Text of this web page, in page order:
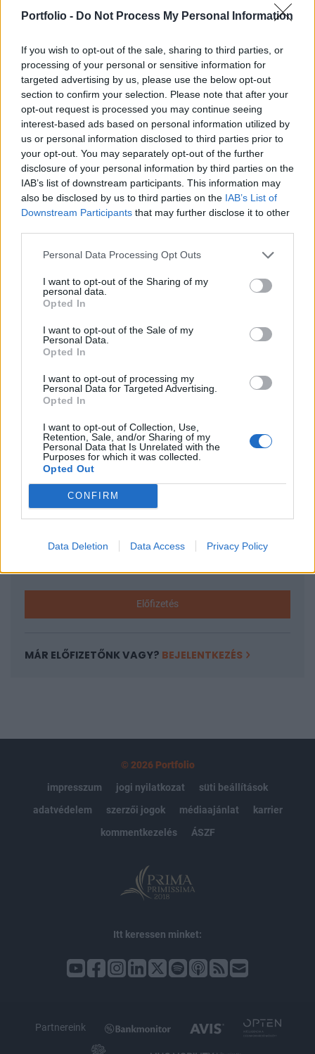
Portfolio - Do Not Process My Personal Information
If you wish to opt-out of the sale, sharing to third parties, or
processing of your personal or sensitive information for
targeted advertising by us, please use the below opt-out
section to confirm your selection. Please note that after your
opt-out request is processed you may continue seeing
interest-based ads based on personal information utilized by
us or personal information disclosed to third parties prior to
your opt-out. You may separately opt-out of the further
disclosure of your personal information by third parties on the
IAB’s list of downstream participants. This information may
also be disclosed by us to third parties on the IAB’s List of
Downstream Participants that may further disclose it to other
Personal Data Processing Opt Outs
I want to opt-out of the Sharing of my
personal data.
Opted In
I want to opt-out of the Sale of my
Personal Data.
Opted In
I want to opt-out of processing my
Personal Data for Targeted Advertising.
Opted In
I want to opt-out of Collection, Use,
Retention, Sale, and/or Sharing of my
Personal Data that Is Unrelated with the
Purposes for which it was collected.
Opted Out
CONFIRM
Data Deletion Data Access Privacy Policy
Megnyitott a főváros legújabb
Portfolio
2018. október 25. 09:16
Megnyitott a 24 ezer négyzetméteres Shopmark,
Kispest egyik legnagyobb bevásárlóközpontja. A
korábban Europark néven működő
bevásárlóközpont a Diófa Alapkezelő Zrt. által
kezelt Magyar Posta Takarék Ingatlan Befektetési
Alap tulajdonában áll, melynek átépítését
februárban kezdte el a KÉSZ Építő Zrt. Az épület
átadására október 25-én került sor.
Property Investment Forum 2018 November 22-én újra
Property Investment Forum, Magyarország legjelentősebb
legfontosabb döntéshozókkal, egyedülálló networking
lehetőségekkel!Információ és jelentkezés Mintegy hat
üzlet kínálattal, számos új márkával...
KEDVES OLVASÓNK!
A keresett cikk a portfolio.hu hírarchívumához
tartozik, melynek olvasása előfizetéses
regisztrációhoz kötött.
Az előfizetés a következőket tartalmazza:
Kötéslisták: BÉT elmúlt 2 év napon belüli
Előfizetés
MÁR ELŐFIZETŐNK VAGY? BEJELENTKEZÉS
© 2026 Portfolio
impresszum
jogi nyilatkozat
süti beállítások
adatvédelem
szerzői jogok médiaajánlat
karrier
kommentkezelés
ÁSZF
Itt keressen minket:
Partnereink